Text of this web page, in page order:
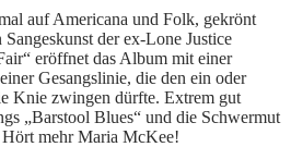
auf Americana und Folk, gekrönt
der ex-Lone Justice
eröffnet das Album mit einer
Gesangslinie, die den ein oder
Knie zwingen dürfte. Extrem gut
„Barstool Blues“ und die Schwermut
mehr Maria McKee!